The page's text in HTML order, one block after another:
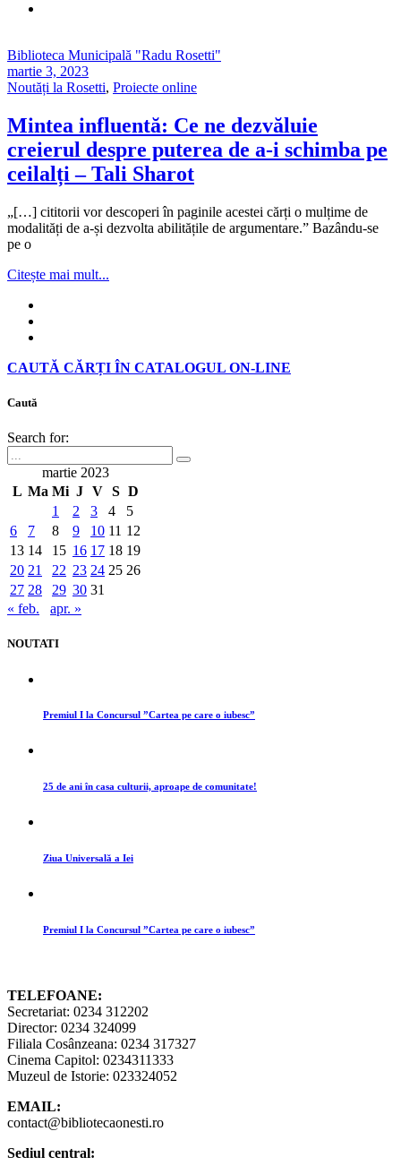
Biblioteca Municipală "Radu Rosetti"
martie 3, 2023
Noutăți la Rosetti, Proiecte online
Mintea influentă: Ce ne dezvăluie
creierul despre puterea de a-i schimba pe
ceilalți – Tali Sharot
„[…] cititorii vor descoperi în paginile acestei cărți o mulțime de
modalități de a-și dezvolta abilitățile de argumentare.” Bazându-se
pe o
Citește mai mult...
CAUTĂ CĂRȚI ÎN CATALOGUL ON-LINE
Caută
Search for:
martie 2023
L Ma Mi J V S D
1
2 3 4
5
6
7 8 9 10 11 12
13 14 15 16 17 18 19
20 21 22 23 24 25 26
27 28 29 30 31
« feb.
apr. »
NOUTATI
Premiul I la Concursul ”Cartea pe care o iubesc”
25 de ani în casa culturii, aproape de comunitate!
Ziua Universală a Iei
Premiul I la Concursul ”Cartea pe care o iubesc”
TELEFOANE:
Secretariat: 0234 312202
Director: 0234 324099
Filiala Cosânzeana: 0234 317327
Cinema Capitol: 0234311333
Muzeul de Istorie: 023324052
EMAIL:
contact@bibliotecaonesti.ro
Sediul central: